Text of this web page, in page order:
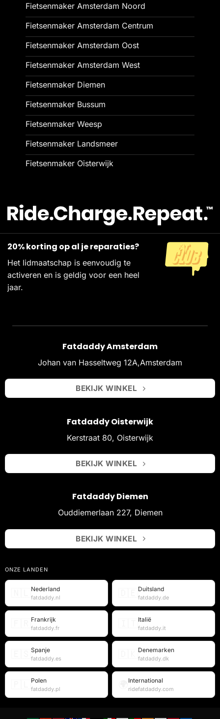
Fietsenmaker Amsterdam Noord
Fietsenmaker Amsterdam Centrum
Fietsenmaker Amsterdam Oost
Fietsenmaker Amsterdam West
Fietsenmaker Diemen
Fietsenmaker Bussum
Fietsenmaker Weesp
Fietsenmaker Landsmeer
Fietsenmaker Oisterwijk
20% korting op al je reparaties?
Het lidmaatschap is eenvoudig te
activeren en is geldig voor een heel
jaar.
Fatdaddy Amsterdam
Johan van Hasseltweg 12A,Amsterdam
BEKIJK WINKEL
Fatdaddy Oisterwijk
Kerstraat 80, Oisterwijk
BEKIJK WINKEL
Fatdaddy Diemen
Ouddiemerlaan 227, Diemen
BEKIJK WINKEL
ONZE LANDEN
Nederland
fatdaddy.nl
Duitsland
fatdaddy.de
Frankrijk
fatdaddy.fr
Italië
fatdaddy.it
Spanje
fatdaddy.es
Denemarken
fatdaddy.dk
Polen
fatdaddy.pl
International
ridefatdaddy.com